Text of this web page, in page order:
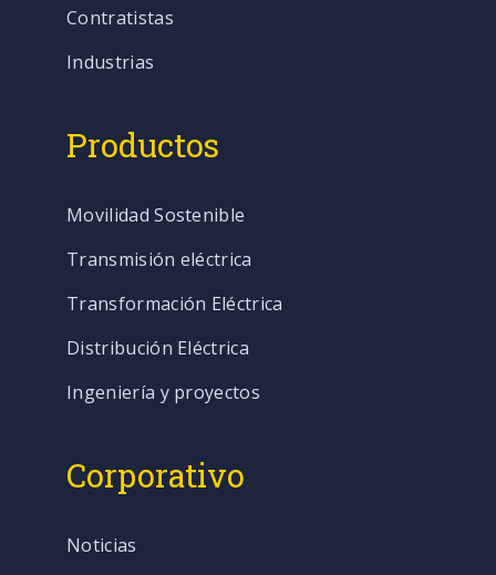
Contratistas
Industrias
Productos
Movilidad Sostenible
Transmisión eléctrica
Transformación Eléctrica
Distribución Eléctrica
Ingeniería y proyectos
Corporativo
Noticias